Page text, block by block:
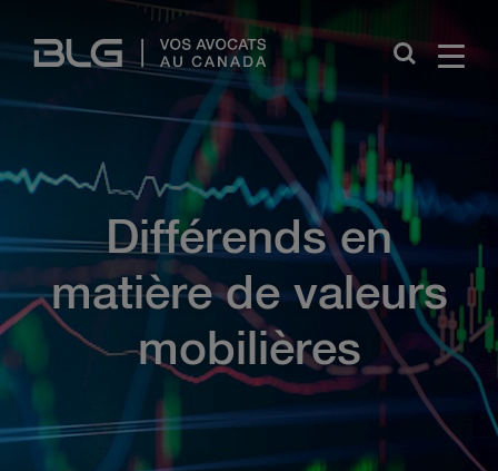
Links
Close
Différends en
matière de valeurs
mobilières